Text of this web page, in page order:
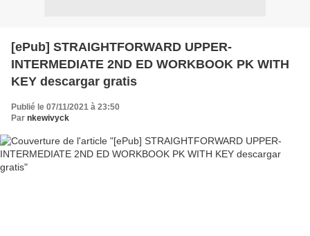
[ePub] STRAIGHTFORWARD UPPER-
INTERMEDIATE 2ND ED WORKBOOK PK WITH
KEY descargar gratis
Publié le 07/11/2021 à 23:50
Par nkewivyck